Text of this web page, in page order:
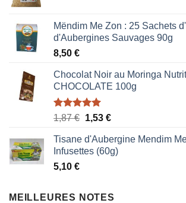
Mëndim Me Zon : 25 Sachets
d'Aubergines Sauvages 90g
8,50 €
Chocolat Noir au Moringa
CHOCOLATE 100g
Note5.00
1,87€ Le
initial
était :
1,53 €Le
actuel
est :
Tisane d'Aubergine Mendim
Infusettes (60g)
5,10 €
MEILLEURES NOTES